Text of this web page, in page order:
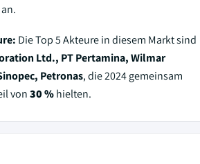
Die Top 5 Akteure in diesem Markt sind
Ltd., PT Pertamina, Wilmar
Petronas, die 2024 gemeinsam
von30 %hielten.